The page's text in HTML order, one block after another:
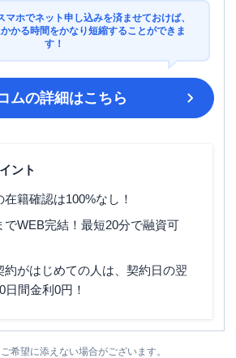
マホでネット申し込みを済ませておけば、
かる時間をかなり短縮することができま
す！
ムの詳細はこちら
ント
籍確認は100%なし！
でWEB完結！最短20分で融資可
約がはじめての人は、契約日の翌
日間金利0円！
希望に添えない場合がございます。